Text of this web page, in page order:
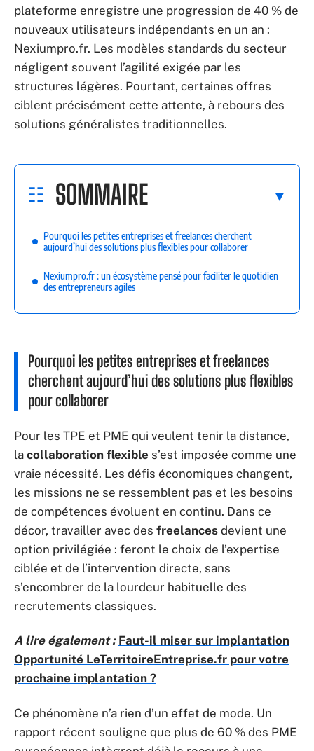
plateforme enregistre une progression de 40 % de
nouveaux utilisateurs indépendants en un an :
Nexiumpro.fr. Les modèles standards du secteur
négligent souvent l’agilité exigée par les
structures légères. Pourtant, certaines offres
ciblent précisément cette attente, à rebours des
solutions généralistes traditionnelles.
SOMMAIRE
Pourquoi les petites entreprises et freelances cherchent
aujourd’hui des solutions plus flexibles pour collaborer
Nexiumpro.fr : un écosystème pensé pour faciliter le quotidien
des entrepreneurs agiles
Pourquoi les petites entreprises et freelances
cherchent aujourd’hui des solutions plus flexibles
pour collaborer
Pour les TPE et PME qui veulent tenir la distance,
la collaboration flexible s’est imposée comme une
vraie nécessité. Les défis économiques changent,
les missions ne se ressemblent pas et les besoins
de compétences évoluent en continu. Dans ce
décor, travailler avec des freelances devient une
option privilégiée : feront le choix de l’expertise
ciblée et de l’intervention directe, sans
s’encombrer de la lourdeur habituelle des
recrutements classiques.
A lire également : Faut-il miser sur implantation
Opportunité LeTerritoireEntreprise.fr pour votre
prochaine implantation ?
Ce phénomène n’a rien d’un effet de mode. Un
rapport récent souligne que plus de 60 % des PME